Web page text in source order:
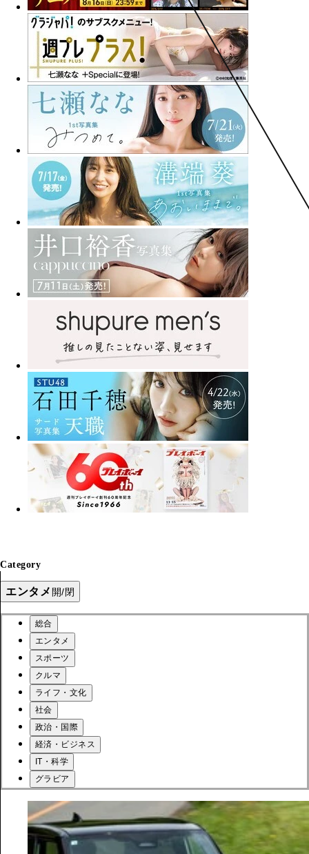
Category
エンタメ 開/閉
総合
エンタメ
スポーツ
クルマ
ライフ・文化
社会
政治・国際
経済・ビジネス
IT・科学
グラビア